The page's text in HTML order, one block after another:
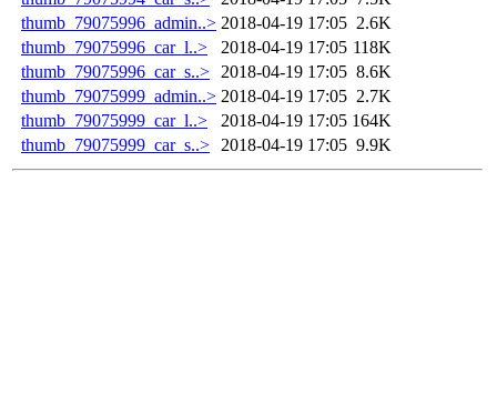
thumb_79075996_admin..> 2018-04-19 17:05 2.6K
thumb_79075996_car_l..>
2018-04-19 17:05 118K
thumb_79075996_car_s..>
2018-04-19 17:05 8.6K
thumb_79075999_admin..> 2018-04-19 17:05 2.7K
thumb_79075999_car_l..>
2018-04-19 17:05 164K
thumb_79075999_car_s..>
2018-04-19 17:05 9.9K